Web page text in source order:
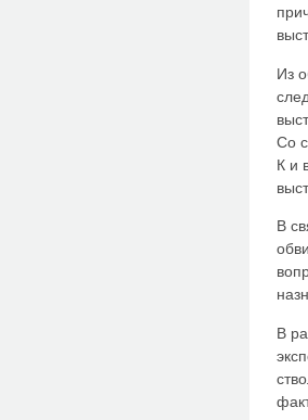
Из
Со
К и
В
В